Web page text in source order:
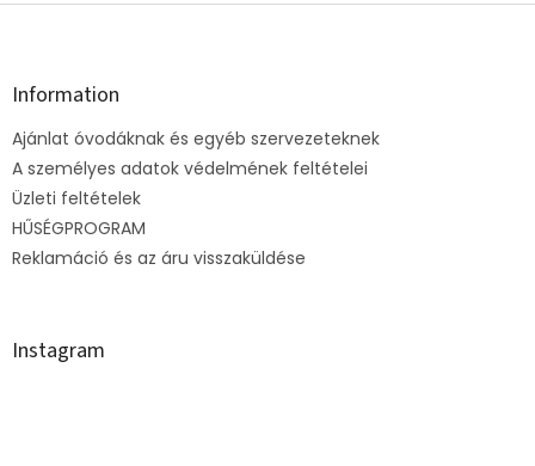
L
Information
Ajánlat óvodáknak és egyéb szervezeteknek
A személyes adatok védelmének feltételei
Üzleti feltételek
HŰSÉGPROGRAM
Reklamáció és az áru visszaküldése
Instagram